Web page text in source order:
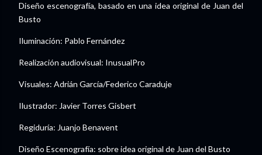
Diseño escenografía, basado en una idea original de Juan del
Busto
Iluminación: Pablo Fernández
Realización audiovisual: InusualPro
Visuales: Adrián García/Federico Caraduje
Ilustrador: Javier Torres Gisbert
Regiduría: Juanjo Benavent
Diseño Escenografía: sobre idea original de Juan del Busto